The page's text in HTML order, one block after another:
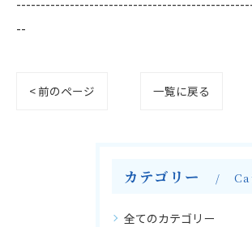
--
< 前のページ 一覧に戻る
カテゴリー
全てのカテゴリー